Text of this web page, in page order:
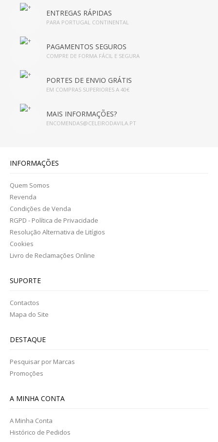
INFUSÕES
HIGIENE PESSOAL E COSMÉTICA
CABELOS
CORPO
CORPO
HIGIENE FEMININA
MÃOS E PÉS
OLHOS
ROSTO
SABONETES E GEL BANHO
TINTAS
NUTRIÇÃO DESPORTIVA
AMINOÁCIDOS/ BCAA
CREATINA
PROTEINA
QUEM SOMOS
ENTREGAS RÁPIDAS
PARA PORTUGAL CONTINENTAL
PAGAMENTOS SEGUROS
COMPRE DE FORMA FÁCIL E SEGURA
PORTES DE ENVIO GRÁTIS
EM COMPRAS SUPERIORES A 40€
MAIS INFORMAÇÕES?
ENCOMENDAS@CELEIRODAVILA.PT
INFORMAÇÕES
Quem Somos
Revenda
Condições de Venda
RGPD - Política de Privacidade
Resolução Alternativa de Litígios
Cookies
Livro de Reclamações Online
SUPORTE
Contactos
Mapa do Site
DESTAQUE
Pesquisar por Marcas
Promoções
A MINHA CONTA
A Minha Conta
Histórico de Pedidos